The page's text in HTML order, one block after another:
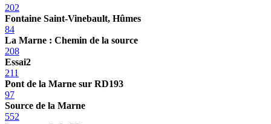
202
Fontaine Saint-Vinebault, Hûmes
84
La Marne : Chemin de la source
208
Essai2
211
Pont de la Marne sur RD193
97
Source de la Marne
552